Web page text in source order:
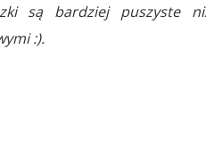
są bardziej puszyste
:).